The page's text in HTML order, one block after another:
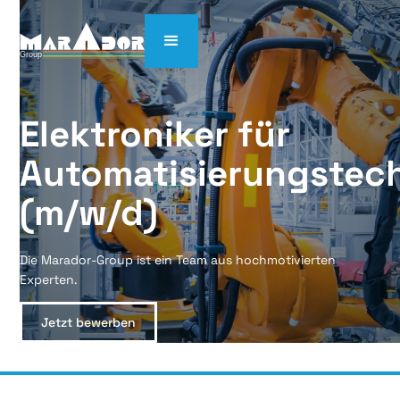
Elektroniker für
(m/w/d)
Die Marador-Group ist ein Team aus hochmotivierten
Experten.
Jetzt bewerben